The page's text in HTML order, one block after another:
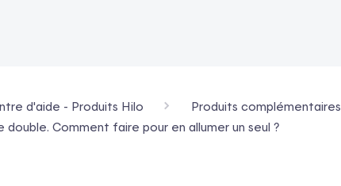
d'aide - Produits Hilo
Produits complémentaires
double. Comment faire pour en allumer un seul ?